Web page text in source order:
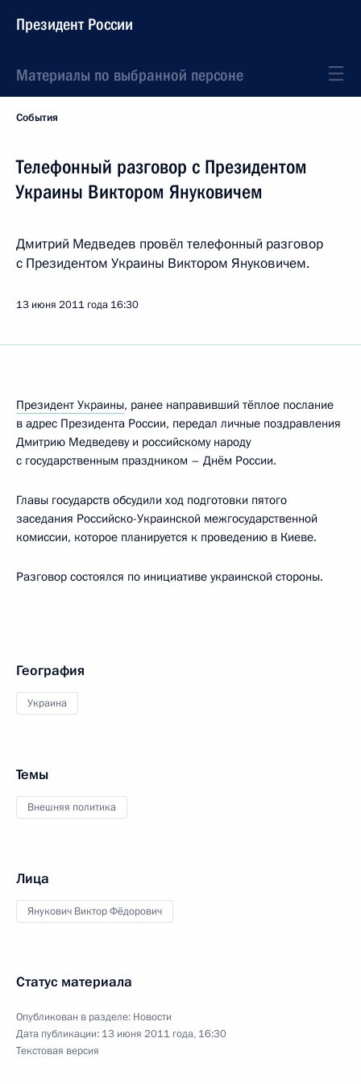
Президент России
Материалы по выбранной персоне
События
Телефонный разговор с Президентом
Украины Виктором Януковичем
Дмитрий Медведев провёл телефонный разговор
с Президентом Украины Виктором Януковичем.
13 июня 2011 года 16:30
Президент Украины, ранее направивший тёплое послание
в адрес Президента России, передал личные поздравления
Дмитрию Медведеву и российскому народу
с государственным праздником – Днём России.
Главы государств обсудили ход подготовки пятого
заседания Российско-Украинской межгосударственной
комиссии, которое планируется к проведению в Киеве.
Разговор состоялся по инициативе украинской стороны.
География
Украина
Темы
Внешняя политика
Лица
Янукович Виктор Фёдорович
Статус материала
Опубликован в разделе: Новости
Дата публикации: 13 июня 2011 года, 16:30
Текстовая версия